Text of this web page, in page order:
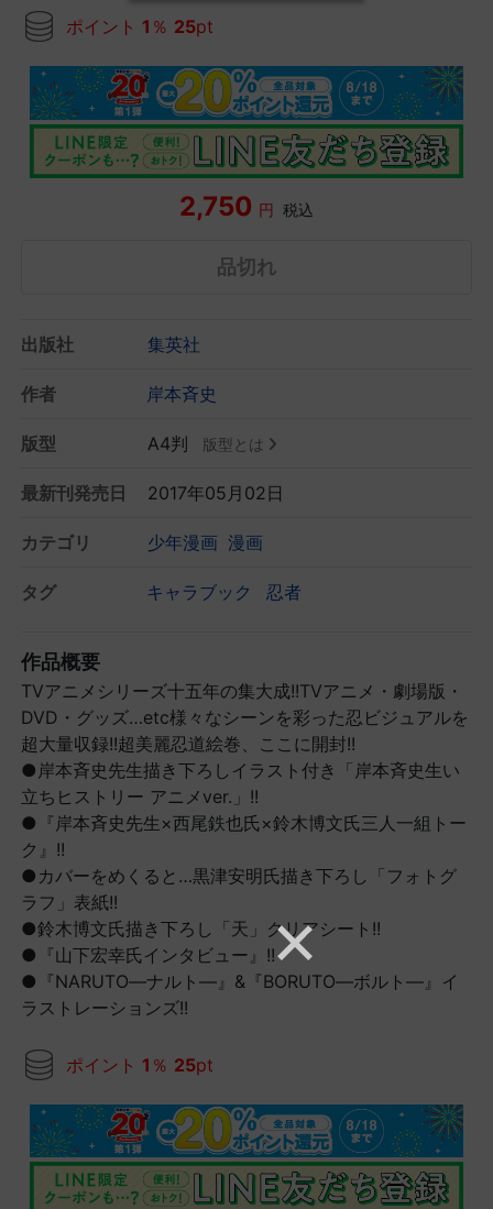
ポイント 1 ％ 25pt
2,750 円 税込
品切れ
出版社 集英社
作者 岸本斉史
版型 A4判 版型とは
最新刊発売日 2017年05月02日
カテゴリ 少年漫画 漫画
タグ キャラブック 忍者
作品概要
TVアニメシリーズ十五年の集大成!!TVアニメ・劇場版・
DVD・グッズ…etc様々なシーンを彩った忍ビジュアルを
超大量収録!!超美麗忍道絵巻、ここに開封!!
●岸本斉史先生描き下ろしイラスト付き「岸本斉史生い
立ちヒストリー アニメver.」!!
●『岸本斉史先生×西尾鉄也氏×鈴木博文氏三人一組トー
ク』!!
●カバーをめくると…黒津安明氏描き下ろし「フォトグ
ラフ」表紙!!
●鈴木博文氏描き下ろし「天」クリアシート!!
●『山下宏幸氏インタビュー』!!
●『NARUTO―ナルト―』&『BORUTO―ボルト―』イ
ラストレーションズ!!
ポイント 1 ％ 25pt